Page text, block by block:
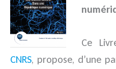
Ce
CNRS, propose, d’une